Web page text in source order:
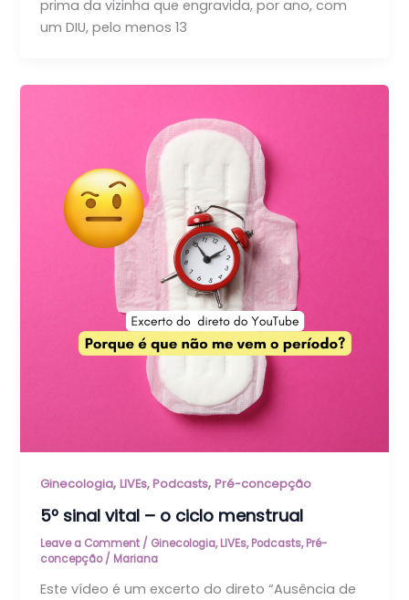
prima da vizinha que engravida, por ano, com
um DIU, pelo menos 13
Ginecologia,LIVEs, Podcasts,Pré-concepção
5º sinal vital – o ciclo menstrual
Leave a Comment / Ginecologia,LIVEs, Podcasts,Pré-
concepção/ Mariana
Este vídeo é um excerto do direto “Ausência de